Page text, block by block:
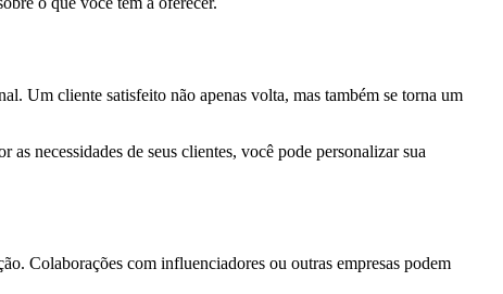
Um cliente satisfeito não apenas volta, mas também se torna um
necessidades de seus clientes, você pode personalizar sua
Colaborações com influenciadores ou outras empresas podem